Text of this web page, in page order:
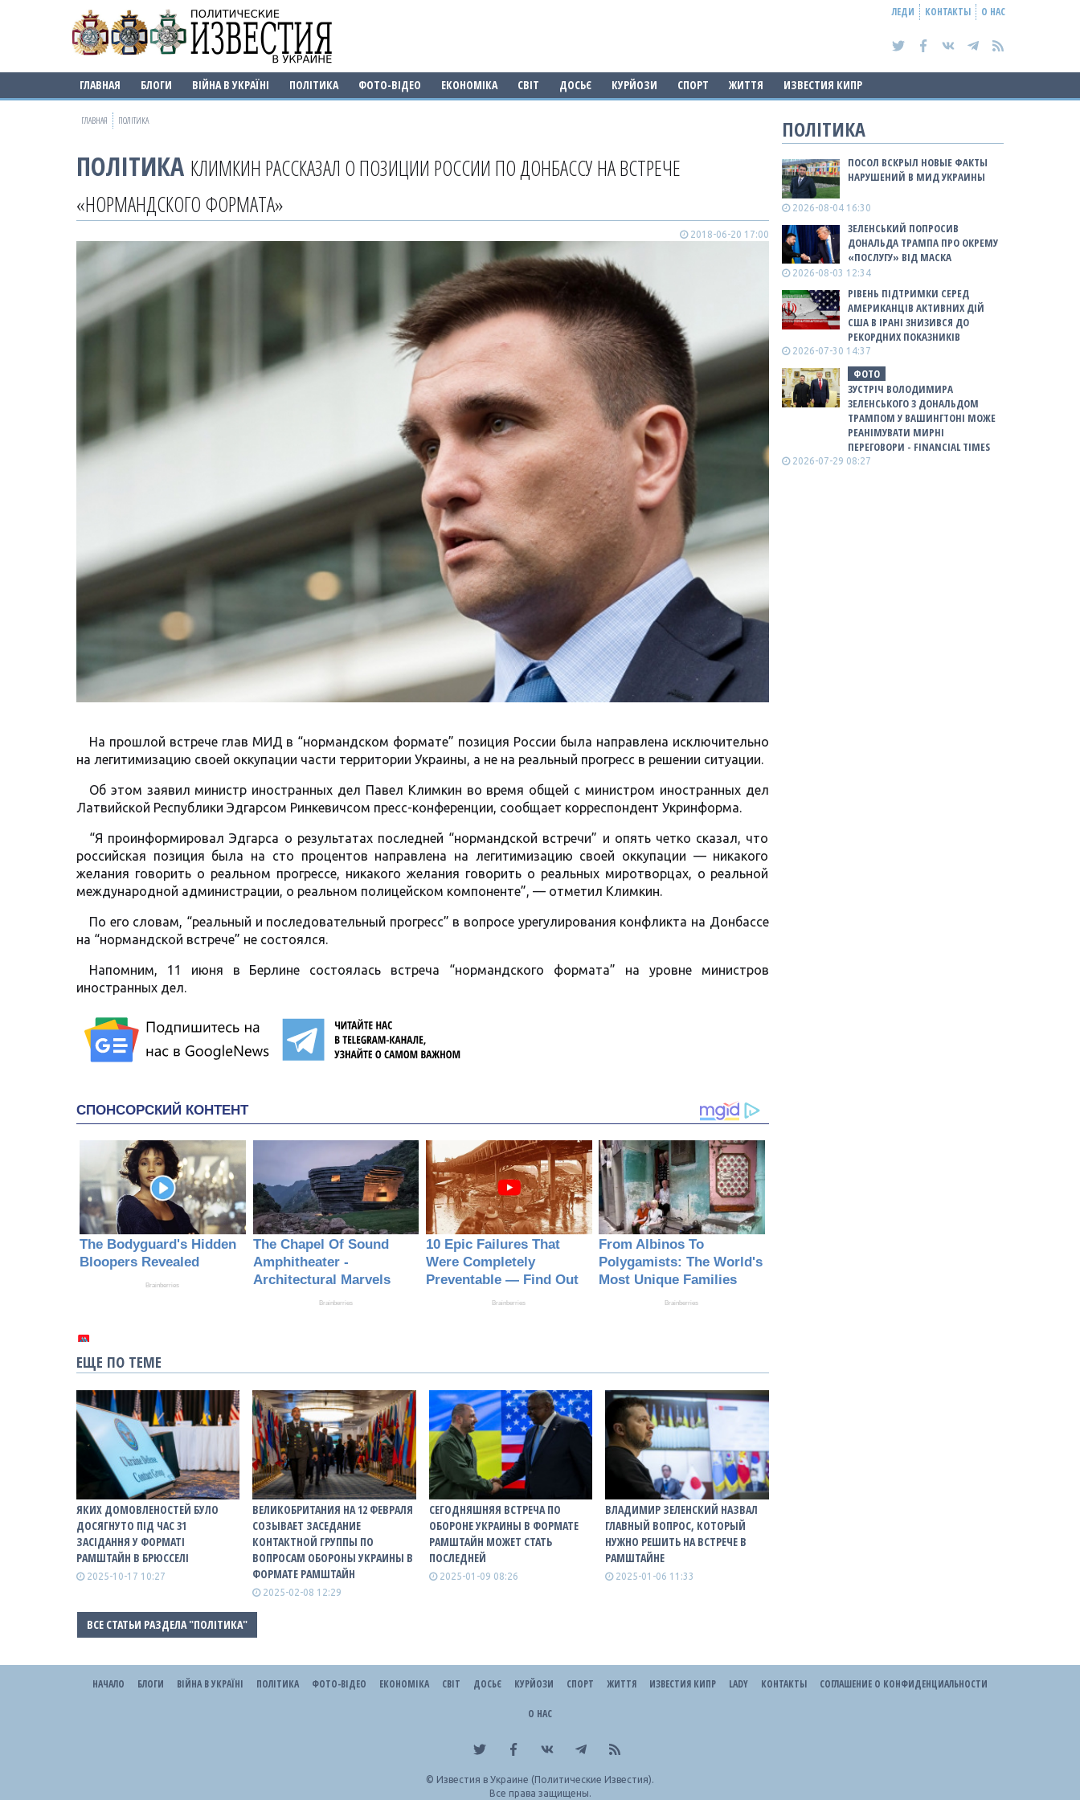
ЛЕДИ КОНТАКТЫ О НАС
ГЛАВНАЯ БЛОГИ ВІЙНА В УКРАЇНІ ПОЛІТИКА ФОТО-ВІДЕО ЕКОНОМІКА СВІТ ДОСЬЄ КУРЙОЗИ СПОРТ ЖИТТЯ ИЗВЕСТИЯ КИПР
ГЛАВНАЯ ПОЛІТИКА
ПОЛІТИКА КЛИМКИН РАССКАЗАЛ О ПОЗИЦИИ РОССИИ ПО ДОНБАССУ НА ВСТРЕЧЕ
«НОРМАНДСКОГО ФОРМАТА»
2018-06-20 17:00
На прошлой встрече глав МИД в “нормандском формате” позиция России была направлена исключительно
на легитимизацию своей оккупации части территории Украины, а не на реальный прогресс в решении ситуации.
Об этом заявил министр иностранных дел Павел Климкин во время общей с министром иностранных дел
Латвийской Республики Эдгарсом Ринкевичсом пресс-конференции, сообщает корреспондент Укринформа.
“Я проинформировал Эдгарса о результатах последней “нормандской встречи” и опять четко сказал, что
российская позиция была на сто процентов направлена на легитимизацию своей оккупации — никакого
желания говорить о реальном прогрессе, никакого желания говорить о реальных миротворцах, о реальной
международной администрации, о реальном полицейском компоненте”, — отметил Климкин.
По его словам, “реальный и последовательный прогресс” в вопросе урегулирования конфликта на Донбассе
на “нормандской встрече” не состоялся.
Напомним, 11 июня в Берлине состоялась встреча “нормандского формата” на уровне министров
иностранных дел.
ЕЩЕ ПО ТЕМЕ
ЯКИХ ДОМОВЛЕНОСТЕЙ БУЛО
ДОСЯГНУТО ПІД ЧАС 31
ЗАСІДАННЯ У ФОРМАТІ
РАМШТАЙН В БРЮССЕЛІ
2025-10-17 10:27
ВЕЛИКОБРИТАНИЯ НА 12 ФЕВРАЛЯ
СОЗЫВАЕТ ЗАСЕДАНИЕ
КОНТАКТНОЙ ГРУППЫ ПО
ВОПРОСАМ ОБОРОНЫ УКРАИНЫ В
ФОРМАТЕ РАМШТАЙН
2025-02-08 12:29
СЕГОДНЯШНЯЯ ВСТРЕЧА ПО
ОБОРОНЕ УКРАИНЫ В ФОРМАТЕ
РАМШТАЙН МОЖЕТ СТАТЬ
ПОСЛЕДНЕЙ
2025-01-09 08:26
ВЛАДИМИР ЗЕЛЕНСКИЙ НАЗВАЛ
ГЛАВНЫЙ ВОПРОС, КОТОРЫЙ
НУЖНО РЕШИТЬ НА ВСТРЕЧЕ В
РАМШТАЙНЕ
2025-01-06 11:33
ВСЕ СТАТЬИ РАЗДЕЛА "ПОЛІТИКА"
ПОЛІТИКА
ПОСОЛ ВСКРЫЛ НОВЫЕ ФАКТЫ
НАРУШЕНИЙ В МИД УКРАИНЫ
2026-08-04 16:30
ЗЕЛЕНСЬКИЙ ПОПРОСИВ
ДОНАЛЬДА ТРАМПА ПРО ОКРЕМУ
«ПОСЛУГУ» ВІД МАСКА
2026-08-03 12:34
РІВЕНЬ ПІДТРИМКИ СЕРЕД
АМЕРИКАНЦІВ АКТИВНИХ ДІЙ
США В ІРАНІ ЗНИЗИВСЯ ДО
РЕКОРДНИХ ПОКАЗНИКІВ
2026-07-30 14:37
ФОТО
ЗУСТРІЧ ВОЛОДИМИРА
ЗЕЛЕНСЬКОГО З ДОНАЛЬДОМ
ТРАМПОМ У ВАШИНГТОНІ МОЖЕ
РЕАНІМУВАТИ МИРНІ
ПЕРЕГОВОРИ - FINANCIAL TIMES
2026-07-29 08:27
НАЧАЛО БЛОГИ ВІЙНА В УКРАЇНІ ПОЛІТИКА ФОТО-ВІДЕО ЕКОНОМІКА СВІТ ДОСЬЄ КУРЙОЗИ СПОРТ ЖИТТЯ ИЗВЕСТИЯ КИПР LADY КОНТАКТЫ СОГЛАШЕНИЕ О КОНФИДЕНЦИАЛЬНОСТИ
О НАС
© Известия в Украине (Политические Известия).
Все права защищены.